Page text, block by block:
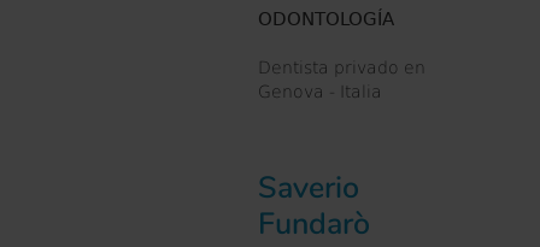
ODONTOLOGÍA
Dentista privado en
Genova - Italia
Saverio
Fundarò